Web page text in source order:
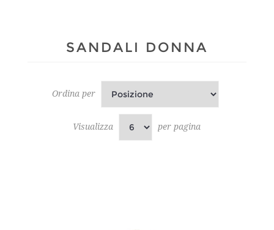
SANDALI DONNA
Ordina per
Visualizza per pagina